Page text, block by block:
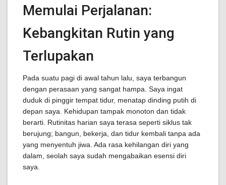
Memulai Perjalanan:
Kebangkitan Rutin yang
Terlupakan
Pada suatu pagi di awal tahun lalu, saya terbangun
dengan perasaan yang sangat hampa. Saya ingat
duduk di pinggir tempat tidur, menatap dinding putih di
depan saya. Kehidupan tampak monoton dan tidak
berarti. Rutinitas harian saya terasa seperti siklus tak
berujung; bangun, bekerja, dan tidur kembali tanpa ada
yang menyentuh jiwa. Ada rasa kehilangan diri yang
dalam, seolah saya sudah mengabaikan esensi diri
saya.